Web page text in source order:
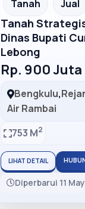
Tanah Jual
Tanah
Dinas Bupati
Lebong
Rp. 900 Juta
Bengkulu,
Air Rambai
753 M2
LIHAT DETAIL
Diperbarui 11